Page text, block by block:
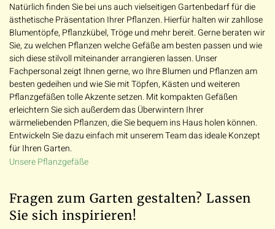
Natürlich finden Sie bei uns auch vielseitigen Gartenbedarf für die
ästhetische Präsentation Ihrer Pflanzen. Hierfür halten wir zahllose
Blumentöpfe, Pflanzkübel, Tröge und mehr bereit. Gerne beraten wir
Sie, zu welchen Pflanzen welche Gefäße am besten passen und wie
sich diese stilvoll miteinander arrangieren lassen. Unser
Fachpersonal zeigt Ihnen gerne, wo Ihre Blumen und Pflanzen am
besten gedeihen und wie Sie mit Töpfen, Kästen und weiteren
Pflanzgefäßen tolle Akzente setzen. Mit kompakten Gefäßen
erleichtern Sie sich außerdem das Überwintern Ihrer
wärmeliebenden Pflanzen, die Sie bequem ins Haus holen können.
Entwickeln Sie dazu einfach mit unserem Team das ideale Konzept
für Ihren Garten.
Unsere Pflanzgefäße
Fragen zum Garten gestalten? Lassen
Sie sich inspirieren!